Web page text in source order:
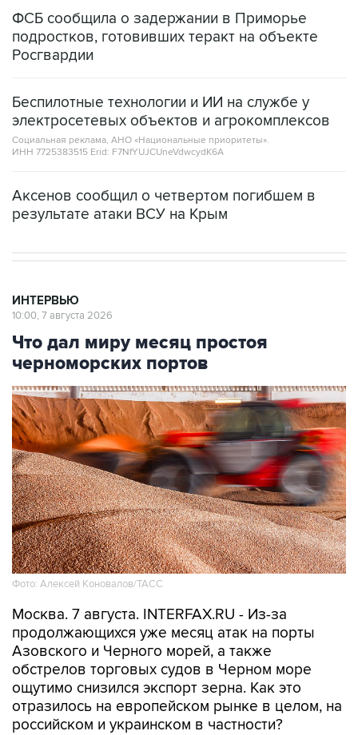
ФСБ сообщила о задержании в Приморье
подростков, готовивших теракт на объекте
Росгвардии
Беспилотные технологии и ИИ на службе у
электросетевых объектов и агрокомплексов
Социальная реклама, АНО «Национальные приоритеты».
ИНН 7725383515 Erid: F7NfYUJCUneVdwcydK6A
Аксенов сообщил о четвертом погибшем в
результате атаки ВСУ на Крым
ИНТЕРВЬЮ
10:00, 7 августа 2026
Что дал миру месяц простоя
черноморских портов
Фото: Алексей Коновалов/ТАСС
Москва. 7 августа. INTERFAX.RU - Из-за
продолжающихся уже месяц атак на порты
Азовского и Черного морей, а также
обстрелов торговых судов в Черном море
ощутимо снизился экспорт зерна. Как это
отразилось на европейском рынке в целом, на
российском и украинском в частности?